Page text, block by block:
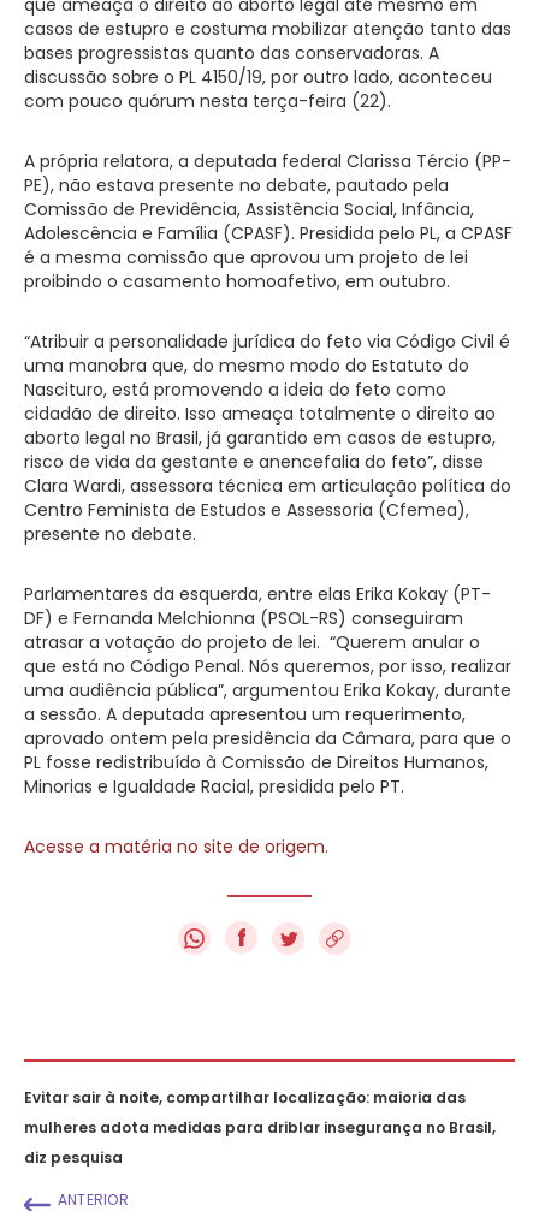
casos de estupro e costuma mobilizar atenção tanto das
bases progressistas quanto das conservadoras. A
discussão sobre o PL 4150/19, por outro lado, aconteceu
com pouco quórum nesta terça-feira (22).
A própria relatora, a deputada federal Clarissa Tércio (PP-
PE), não estava presente no debate, pautado pela
Comissão de Previdência, Assistência Social, Infância,
Adolescência e Família (CPASF). Presidida pelo PL, a CPASF
é a mesma comissão que aprovou um projeto de lei
proibindo o casamento homoafetivo, em outubro.
“Atribuir a personalidade jurídica do feto via Código Civil é
uma manobra que, do mesmo modo do Estatuto do
Nascituro, está promovendo a ideia do feto como
cidadão de direito. Isso ameaça totalmente o direito ao
aborto legal no Brasil, já garantido em casos de estupro,
risco de vida da gestante e anencefalia do feto”, disse
Clara Wardi, assessora técnica em articulação política do
Centro Feminista de Estudos e Assessoria (Cfemea),
presente no debate.
Parlamentares da esquerda, entre elas Erika Kokay (PT-
DF) e Fernanda Melchionna (PSOL-RS) conseguiram
atrasar a votação do projeto de lei. “Querem anular o
que está no Código Penal. Nós queremos, por isso, realizar
uma audiência pública”, argumentou Erika Kokay, durante
a sessão. A deputada apresentou um requerimento,
aprovado ontem pela presidência da Câmara, para que o
PL fosse redistribuído à Comissão de Direitos Humanos,
Minorias e Igualdade Racial, presidida pelo PT.
Acesse a matéria no site de origem.
f
Evitar sair à noite, compartilhar localização: maioria das
mulheres adota medidas para driblar insegurança no Brasil,
diz pesquisa
ANTERIOR